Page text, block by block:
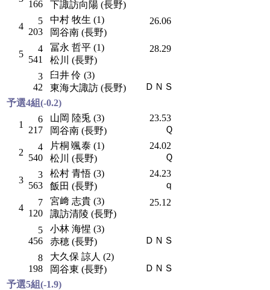
166
下諏訪向陽 (長野)
4
5
203
中村 牧生 (1)
岡谷南 (長野)
26.06
5
4
541
冨永 哲平 (1)
松川 (長野)
28.29
3
42
臼井 伶 (3)
東海大諏訪 (長野)
ＤＮＳ
予選4組(-0.2)
1
6
217
山岡 陸兎 (3)
岡谷南 (長野)
23.53
Ｑ
2
4
540
片桐 颯泰 (1)
松川 (長野)
24.02
Ｑ
3
3
563
松村 青悟 (3)
飯田 (長野)
24.23
ｑ
4
7
120
宮﨑 志貴 (3)
諏訪清陵 (長野)
25.12
5
456
小林 海惺 (3)
赤穂 (長野)
ＤＮＳ
8
198
大久保 諒人 (2)
岡谷東 (長野)
ＤＮＳ
予選5組(-1.9)